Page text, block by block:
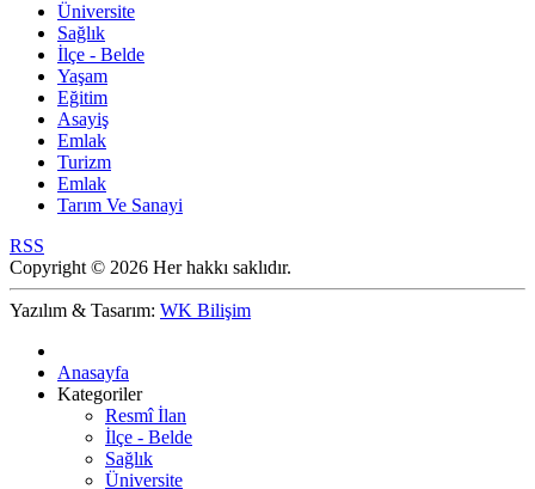
Üniversite
Sağlık
İlçe - Belde
Yaşam
Eğitim
Asayiş
Emlak
Turizm
Emlak
Tarım Ve Sanayi
RSS
Copyright © 2026 Her hakkı saklıdır.
Yazılım & Tasarım: WK Bilişim
Anasayfa
Kategoriler
Resmî İlan
İlçe - Belde
Sağlık
Üniversite